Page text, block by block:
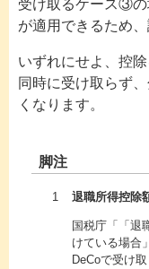
受け取るケース③の
が適用できるため
いずれにせよ、控
同時に受け取らず
くなります。
脚注
1 退職所得控除
国税庁「「退
けている場合
DeCoで受け